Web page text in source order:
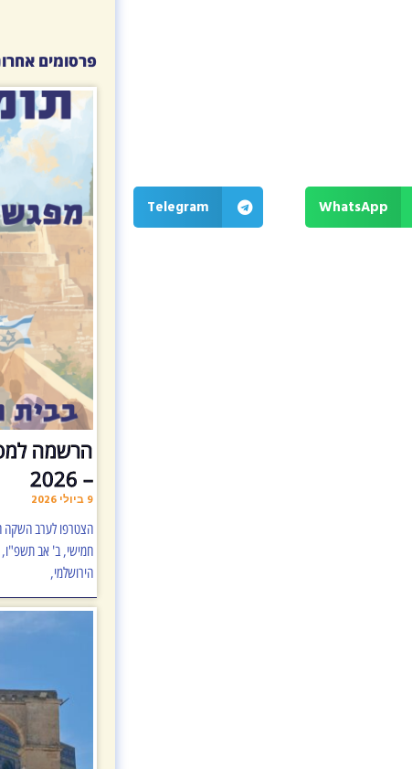
WhatsApp
Telegram
פרסומים
הרשמה
– 2026
9 ביולי 2026
הצטרפו לערב השקה
הירושלמי,